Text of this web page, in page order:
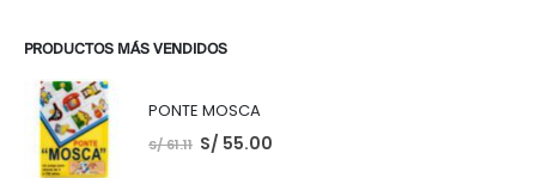
PRODUCTOS MÁS VENDIDOS
PONTE MOSCA
S/61.11 S/ 55.00